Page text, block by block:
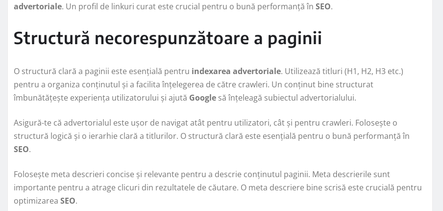
advertoriale. Un profil de linkuri curat este crucial pentru o bună performanță în SEO.
Structură necorespunzătoare a paginii
O structură clară a paginii este esențială pentru indexarea advertoriale. Utilizează titluri (H1, H2, H3 etc.)
pentru a organiza conținutul și a facilita înțelegerea de către crawleri. Un conținut bine structurat
îmbunătățește experiența utilizatorului și ajută Google să înțeleagă subiectul advertorialului.
Asigură-te că advertorialul este ușor de navigat atât pentru utilizatori, cât și pentru crawleri. Folosește o
structură logică și o ierarhie clară a titlurilor. O structură clară este esențială pentru o bună performanță în
SEO.
Folosește meta descrieri concise și relevante pentru a descrie conținutul paginii. Meta descrierile sunt
importante pentru a atrage clicuri din rezultatele de căutare. O meta descriere bine scrisă este crucială pentru
optimizarea SEO.